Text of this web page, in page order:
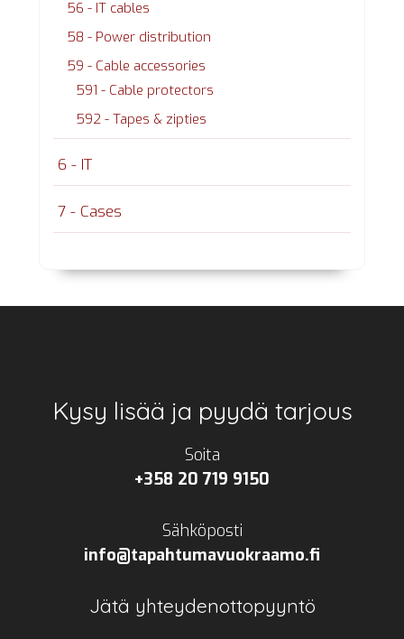
56 - IT cables
58 - Power distribution
59 - Cable accessories
591 - Cable protectors
592 - Tapes & zipties
6 - IT
7 - Cases
Footer
Kysy lisää ja pyydä tarjous
Soita
+358 20 719 9150
Sähköposti
info@tapahtumavuokraamo.fi
Jätä yhteydenottopyyntö